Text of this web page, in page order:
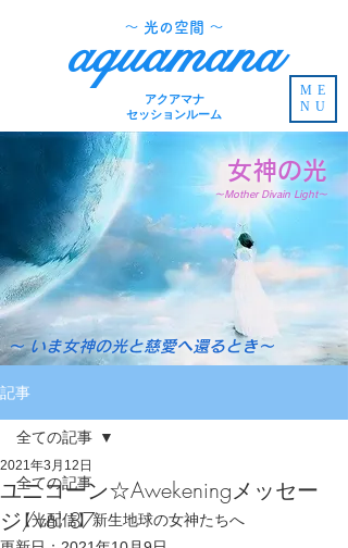
aquamana
​～ 光の空間 ～
アクアマナ
セッションルーム
ME
NU
～Mother Divain Light～
女神の光
～ いま女神の光と慈愛へ還るとき～
記事
全ての記事
【光配信】新生地球の女神たちへ
全ての記事
ユニコーン☆Awekeningメッセー
ジ/vol 87
2021年3月12日